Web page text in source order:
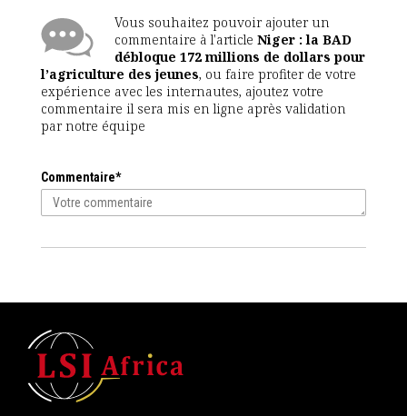
Vous souhaitez pouvoir ajouter un
commentaire à l'article Niger : la BAD
débloque 172 millions de dollars pour
l’agriculture des jeunes, ou faire profiter de votre
expérience avec les internautes, ajoutez votre
commentaire il sera mis en ligne après validation
par notre équipe
Commentaire*